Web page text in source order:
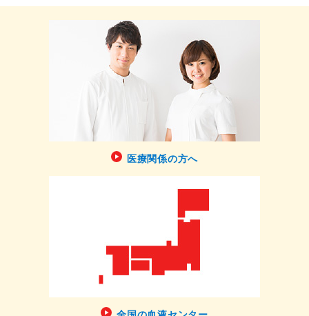
医療関係の方へ